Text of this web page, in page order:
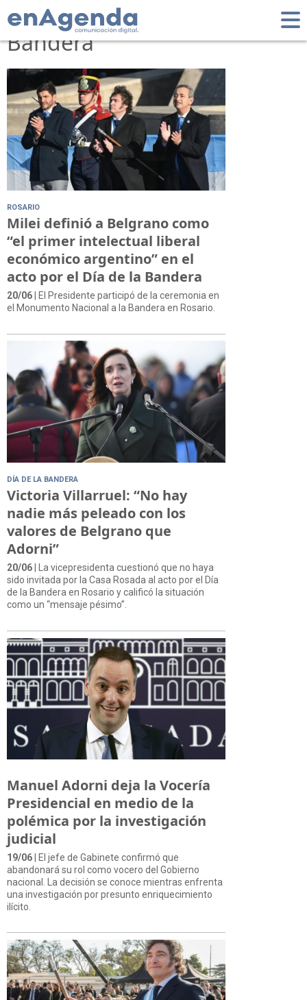
Tag: Día de la
Bandera
ROSARIO
Milei definió a Belgrano como
“el primer intelectual liberal
económico argentino” en el
acto por el Día de la Bandera
20/06 | El Presidente participó de la ceremonia en
el Monumento Nacional a la Bandera en Rosario.
DÍA DE LA BANDERA
Victoria Villarruel: “No hay
nadie más peleado con los
valores de Belgrano que
Adorni”
20/06 | La vicepresidenta cuestionó que no haya
sido invitada por la Casa Rosada al acto por el Día
de la Bandera en Rosario y calificó la situación
como un “mensaje pésimo”.
Manuel Adorni deja la Vocería
Presidencial en medio de la
polémica por la investigación
judicial
19/06| El jefe de Gabinete confirmó que
abandonará su rol como vocero del Gobierno
nacional. La decisión se conoce mientras enfrenta
una investigación por presunto enriquecimiento
ilícito.